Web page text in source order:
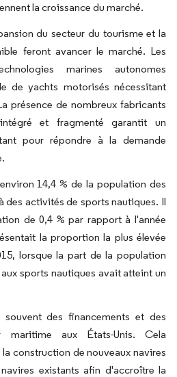
la croissance du marché.
du secteur du tourisme et la
feront avancer le marché. Les
marines autonomes
de yachts motorisés nécessitant
présence de nombreux fabricants
et fragmenté garantit un
pour répondre à la demande
14,4 % de la population des
des activités de sports nautiques. Il
de 0,4 % par rapport à l'année
la proportion la plus élevée
lorsque la part de la population
sports nautiques avait atteint un
des financements et des
maritime aux États-Unis. Cela
construction de nouveaux navires
existants afin d'accroître la